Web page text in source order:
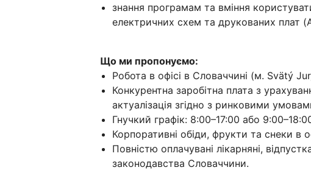
знання програмам та вміння
електричних схем та друкованих плат
Що ми пропонуємо:
Робота в офісі в Словаччині (м. Svätý
Конкурентна заробітна плата з
актуалізація згідно з ринковими
Гнучкий графік: 8:00–17:00 або
Корпоративні обіди, фрукти та снеки в
Повністю оплачувані лікарняні,
законодавства Словаччини.